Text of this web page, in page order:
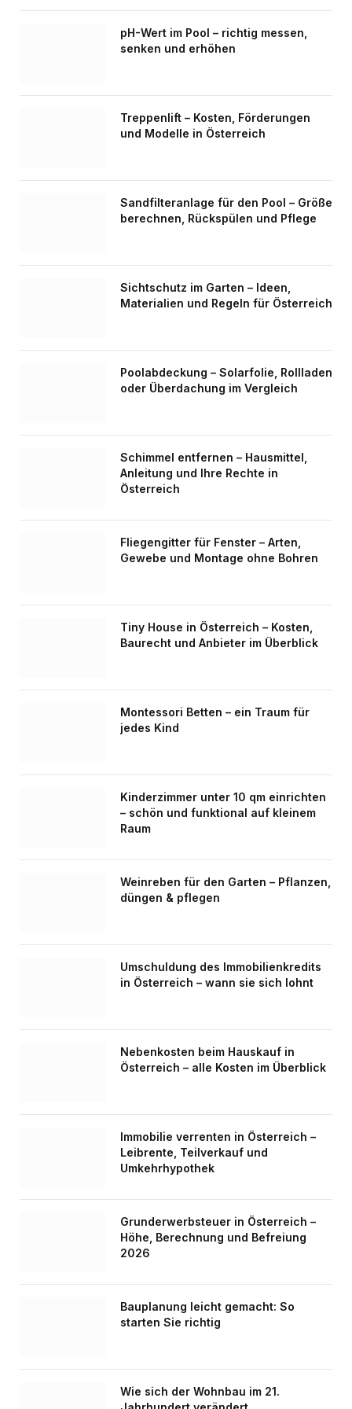
pH-Wert im Pool – richtig messen,
senken und erhöhen
Treppenlift – Kosten, Förderungen
und Modelle in Österreich
Sandfilteranlage für den Pool – Größe
berechnen, Rückspülen und Pflege
Sichtschutz im Garten – Ideen,
Materialien und Regeln für Österreich
Poolabdeckung – Solarfolie, Rollladen
oder Überdachung im Vergleich
Schimmel entfernen – Hausmittel,
Anleitung und Ihre Rechte in
Österreich
Fliegengitter für Fenster – Arten,
Gewebe und Montage ohne Bohren
Tiny House in Österreich – Kosten,
Baurecht und Anbieter im Überblick
Montessori Betten – ein Traum für
jedes Kind
Kinderzimmer unter 10 qm einrichten
– schön und funktional auf kleinem
Raum
Weinreben für den Garten – Pflanzen,
düngen & pflegen
Umschuldung des Immobilienkredits
in Österreich – wann sie sich lohnt
Nebenkosten beim Hauskauf in
Österreich – alle Kosten im Überblick
Immobilie verrenten in Österreich –
Leibrente, Teilverkauf und
Umkehrhypothek
Grunderwerbsteuer in Österreich –
Höhe, Berechnung und Befreiung
2026
Bauplanung leicht gemacht: So
starten Sie richtig
Wie sich der Wohnbau im 21.